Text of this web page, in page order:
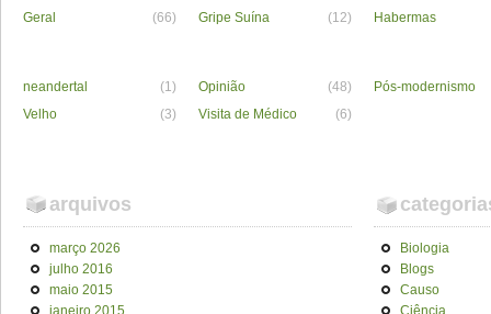
Geral
(66) Gripe Suína (12) Habermas
neandertal (1) Opinião (48)
Pós-modernismo
Velho
(3) Visita de Médico (6)
arquivos
março 2026
julho 2016
maio 2015
janeiro 2015
Biologia
Blogs
Causo
Ciência